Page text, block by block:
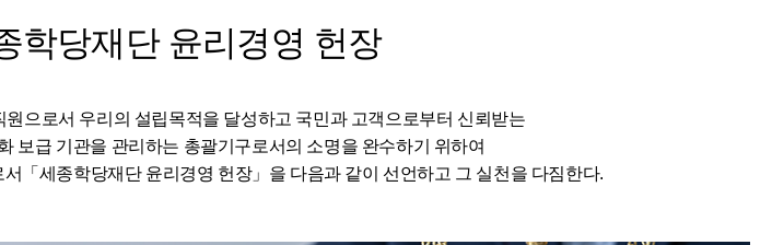
학당재단 윤리경영 헌장
원으로서 우리의 설립목적을 달성하고 국민과 고객으로부터 신뢰받는
보급 기관을 관리하는 총괄기구로서의 소명을 완수하기 위하여
「세종학당재단 윤리경영 헌장」을 다음과 같이 선언하고 그 실천을 다짐한다.